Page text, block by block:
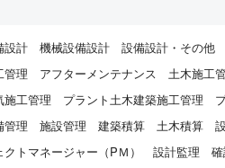
設計 機械設備設計 設備設計・その他
管理 アフターメンテナンス 土木施工
施工管理 プラント土木建築施工管理
管理 施設管理 建築積算 土木積算
トマネージャー（PＭ） 設計監理